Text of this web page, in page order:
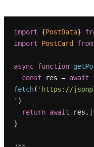
import {PostData}
import
PostCard from
async function
const res = await
fetch( 'https://
' )
return await res.
}